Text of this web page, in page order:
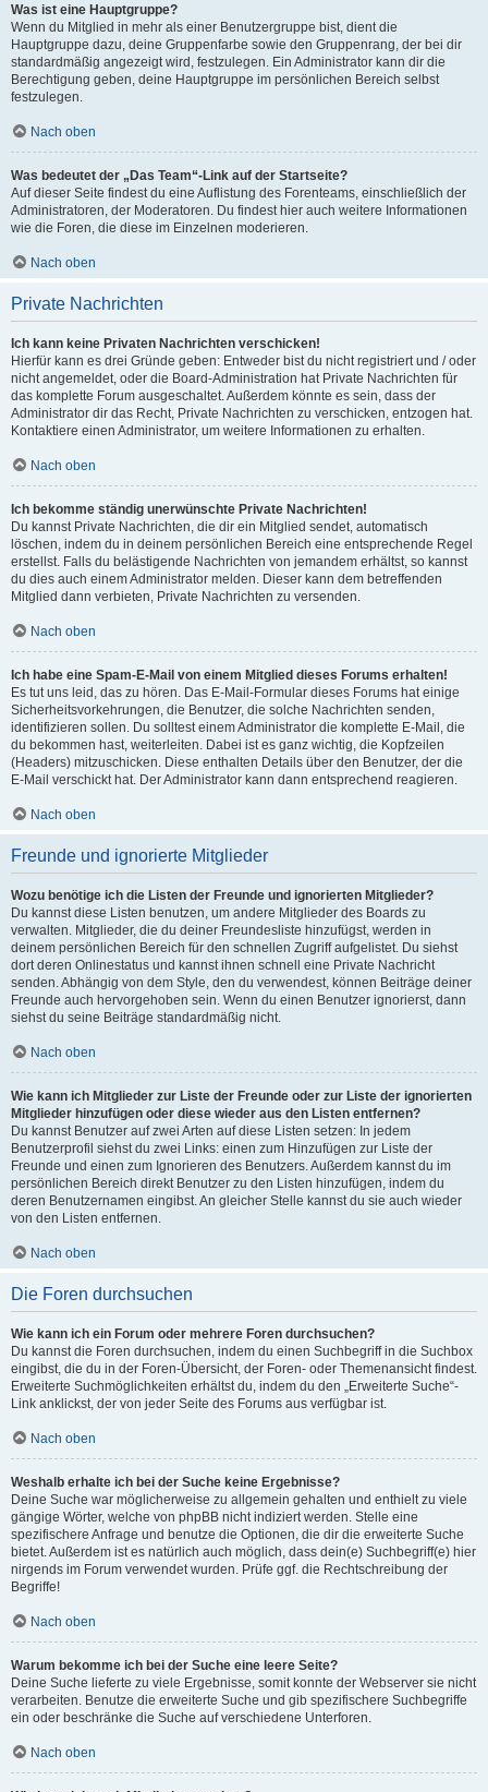
Was ist eine Hauptgruppe?
Wenn du Mitglied in mehr als einer Benutzergruppe bist, dient die
Hauptgruppe dazu, deine Gruppenfarbe sowie den Gruppenrang, der bei dir
standardmäßig angezeigt wird, festzulegen. Ein Administrator kann dir die
Berechtigung geben, deine Hauptgruppe im persönlichen Bereich selbst
festzulegen.
Nach oben
Was bedeutet der „Das Team“-Link auf der Startseite?
Auf dieser Seite findest du eine Auflistung des Forenteams, einschließlich der
Administratoren, der Moderatoren. Du findest hier auch weitere Informationen
wie die Foren, die diese im Einzelnen moderieren.
Nach oben
Private Nachrichten
Ich kann keine Privaten Nachrichten verschicken!
Hierfür kann es drei Gründe geben: Entweder bist du nicht registriert und / oder
nicht angemeldet, oder die Board-Administration hat Private Nachrichten für
das komplette Forum ausgeschaltet. Außerdem könnte es sein, dass der
Administrator dir das Recht, Private Nachrichten zu verschicken, entzogen hat.
Kontaktiere einen Administrator, um weitere Informationen zu erhalten.
Nach oben
Ich bekomme ständig unerwünschte Private Nachrichten!
Du kannst Private Nachrichten, die dir ein Mitglied sendet, automatisch
löschen, indem du in deinem persönlichen Bereich eine entsprechende Regel
erstellst. Falls du belästigende Nachrichten von jemandem erhältst, so kannst
du dies auch einem Administrator melden. Dieser kann dem betreffenden
Mitglied dann verbieten, Private Nachrichten zu versenden.
Nach oben
Ich habe eine Spam-E-Mail von einem Mitglied dieses Forums erhalten!
Es tut uns leid, das zu hören. Das E-Mail-Formular dieses Forums hat einige
Sicherheitsvorkehrungen, die Benutzer, die solche Nachrichten senden,
identifizieren sollen. Du solltest einem Administrator die komplette E-Mail, die
du bekommen hast, weiterleiten. Dabei ist es ganz wichtig, die Kopfzeilen
(Headers) mitzuschicken. Diese enthalten Details über den Benutzer, der die
E-Mail verschickt hat. Der Administrator kann dann entsprechend reagieren.
Nach oben
Freunde und ignorierte Mitglieder
Wozu benötige ich die Listen der Freunde und ignorierten Mitglieder?
Du kannst diese Listen benutzen, um andere Mitglieder des Boards zu
verwalten. Mitglieder, die du deiner Freundesliste hinzufügst, werden in
deinem persönlichen Bereich für den schnellen Zugriff aufgelistet. Du siehst
dort deren Onlinestatus und kannst ihnen schnell eine Private Nachricht
senden. Abhängig von dem Style, den du verwendest, können Beiträge deiner
Freunde auch hervorgehoben sein. Wenn du einen Benutzer ignorierst, dann
siehst du seine Beiträge standardmäßig nicht.
Nach oben
Wie kann ich Mitglieder zur Liste der Freunde oder zur Liste der ignorierten
Mitglieder hinzufügen oder diese wieder aus den Listen entfernen?
Du kannst Benutzer auf zwei Arten auf diese Listen setzen: In jedem
Benutzerprofil siehst du zwei Links: einen zum Hinzufügen zur Liste der
Freunde und einen zum Ignorieren des Benutzers. Außerdem kannst du im
persönlichen Bereich direkt Benutzer zu den Listen hinzufügen, indem du
deren Benutzernamen eingibst. An gleicher Stelle kannst du sie auch wieder
von den Listen entfernen.
Nach oben
Die Foren durchsuchen
Wie kann ich ein Forum oder mehrere Foren durchsuchen?
Du kannst die Foren durchsuchen, indem du einen Suchbegriff in die Suchbox
eingibst, die du in der Foren-Übersicht, der Foren- oder Themenansicht findest.
Erweiterte Suchmöglichkeiten erhältst du, indem du den „Erweiterte Suche“-
Link anklickst, der von jeder Seite des Forums aus verfügbar ist.
Nach oben
Weshalb erhalte ich bei der Suche keine Ergebnisse?
Deine Suche war möglicherweise zu allgemein gehalten und enthielt zu viele
gängige Wörter, welche von phpBB nicht indiziert werden. Stelle eine
spezifischere Anfrage und benutze die Optionen, die dir die erweiterte Suche
bietet. Außerdem ist es natürlich auch möglich, dass dein(e) Suchbegriff(e) hier
nirgends im Forum verwendet wurden. Prüfe ggf. die Rechtschreibung der
Begriffe!
Nach oben
Warum bekomme ich bei der Suche eine leere Seite?
Deine Suche lieferte zu viele Ergebnisse, somit konnte der Webserver sie nicht
verarbeiten. Benutze die erweiterte Suche und gib spezifischere Suchbegriffe
ein oder beschränke die Suche auf verschiedene Unterforen.
Nach oben